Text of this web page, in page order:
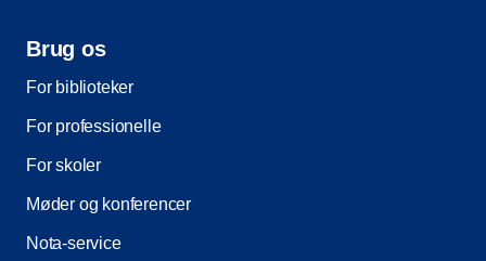
Brug os
For biblioteker
For professionelle
For skoler
Møder og konferencer
Nota-service